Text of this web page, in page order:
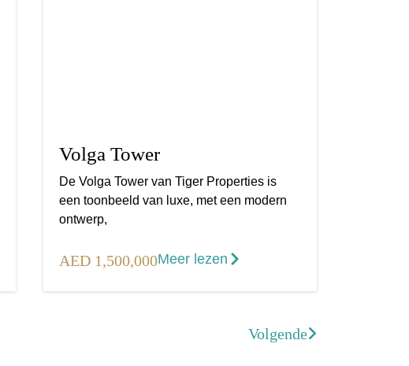
Volga Tower
De Volga Tower van Tiger Properties is
een toonbeeld van luxe, met een modern
ontwerp,
AED 1,500,000Meer lezen
Volgende